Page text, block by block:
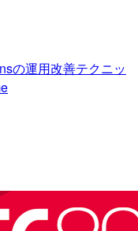
の運用改善テクニッ